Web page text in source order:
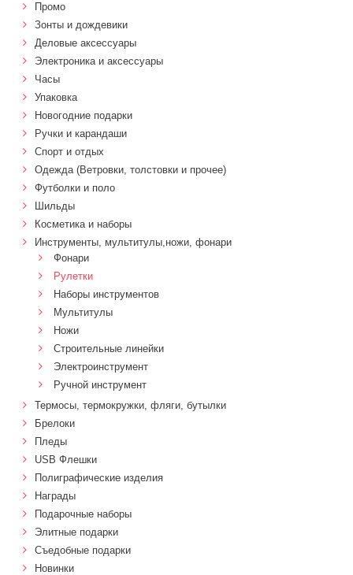
Промо
Зонты и дождевики
Деловые аксессуары
Электроника и аксессуары
Часы
Упаковка
Новогодние подарки
Ручки и карандаши
Спорт и отдых
Одежда (Ветровки, толстовки и прочее)
Футболки и поло
Шильды
Косметика и наборы
Инструменты, мультитулы,ножи, фонари
Фонари
Рулетки
Наборы инструментов
Мультитулы
Ножи
Строительные линейки
Электроинструмент
Ручной инструмент
Термосы, термокружки, фляги, бутылки
Брелоки
Пледы
USB Флешки
Полиграфические изделия
Награды
Подарочные наборы
Элитные подарки
Cъедобные подарки
Новинки